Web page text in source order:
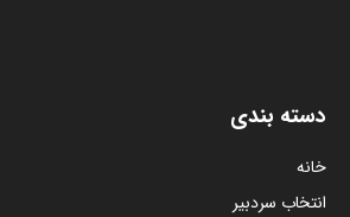
دسته بندی
خانه
انتخاب سردبیر